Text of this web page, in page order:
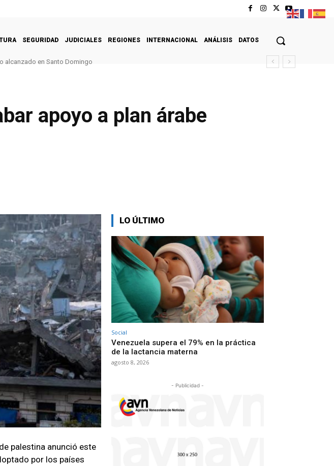
SEGURIDAD JUDICIALES REGIONES INTERNACIONAL ANÁLISIS DATOS
alcanzado en Santo Domingo
apoyo a plan árabe
palestina anunció este
por los países
LO ÚLTIMO
Social
Venezuela supera el 79% en la práctica
de la lactancia materna
agosto 8, 2026
- Publicidad -